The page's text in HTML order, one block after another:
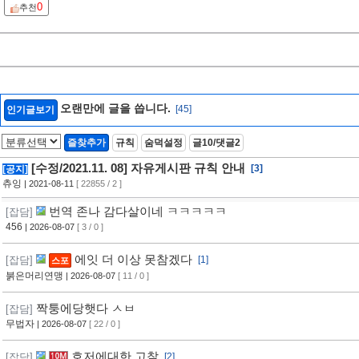
추천0
인기글보기 오랜만에 글을 씁니다. [45]
즐찾추가 규칙 숨덕설정 글10/댓글2
[공지] [수정/2021.11. 08] 자유게시판 규칙 안내
[3]
츄잉 | 2021-08-11 [ 22855 / 2 ]
[잡담] 번역 존나 감다살이네 ㅋㅋㅋㅋㅋ
456 | 2026-08-07 [ 3 / 0 ]
[잡담] 스포 에잇 더 이상 못참겠다
[1]
붉은머리연맹 | 2026-08-07 [ 11 / 0 ]
[잡담] 짝퉁에당햇다 ㅅㅂ
무법자 | 2026-08-07 [ 22 / 0 ]